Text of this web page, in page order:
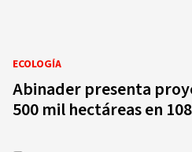
ECOLOGÍA
Abinader presenta
500 mil hectáreas en